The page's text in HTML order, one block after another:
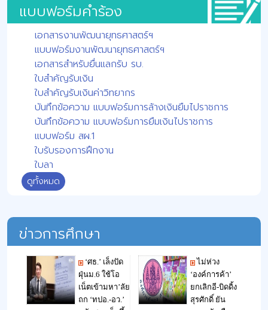
แบบฟอร์มคำร้อง
เอกสารงานพัฒนายุทธศาสตร์ฯ
แบบฟอร์มงานพัฒนายุทธศาสตร์ฯ
เอกสารสำหรับยื่นแลกรับ รบ.
ใบสำคัญรับเงิน
ใบสำคัญรับเงินค่าวิทยากร
บันทึกข้อความ แบบฟอร์มการล้างเงินยืมไปราชการ
บันทึกข้อความ แบบฟอร์มการยืมเงินไปราชการ
แบบฟอร์ม สผ.1
ใบรับรองการฝึกงาน
ใบลา
ดูทั้งหมด
ข่าวการศึกษา